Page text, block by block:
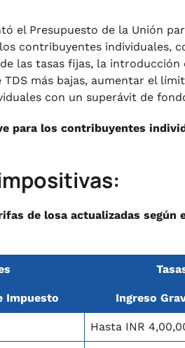
el Presupuesto de la Unión
contribuyentes individuales,
las tasas fijas, la introducción
más bajas, aumentar el
con un superávit de
para los contribuyentes
de losa actualizadas según
Impuesto Ingreso
Hasta INR